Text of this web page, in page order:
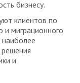
бизнесу.
клиентов по
миграционного
и